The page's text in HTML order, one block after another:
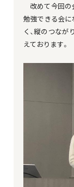
改めて今回の
勉強できる会
く、縦のつな
えております。